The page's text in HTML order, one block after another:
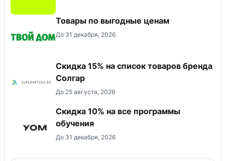
Товары по выгодные ценам
До 31 декабря, 2026
Скидка 15% на список товаров бренда
Солгар
До 25 августа, 2026
Скидка 10% на все программы
обучения
До 31 декабря, 2026